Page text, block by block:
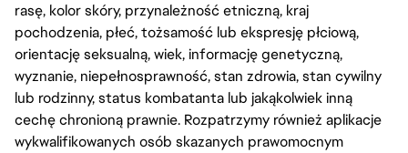
rasę, kolor skóry, przynależność etniczną, kraj
pochodzenia, płeć, tożsamość lub ekspresję płciową,
orientację seksualną, wiek, informację genetyczną,
wyznanie, niepełnosprawność, stan zdrowia, stan cywilny
lub rodzinny, status kombatanta lub jakąkolwiek inną
cechę chronioną prawnie. Rozpatrzymy również aplikacje
wykwalifikowanych osób skazanych prawomocnym